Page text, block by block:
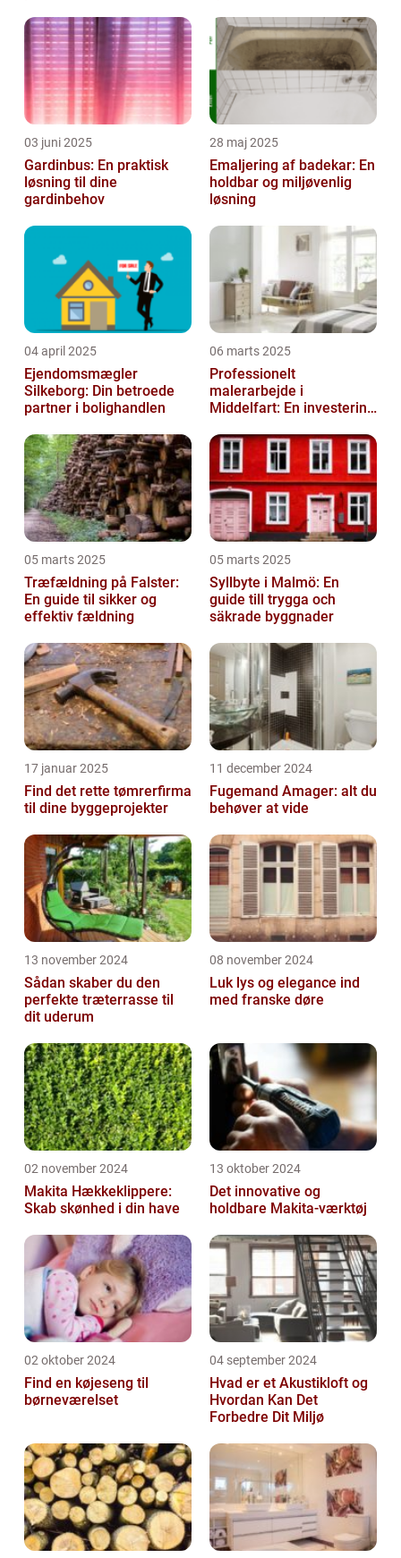
03 juni 2025
Gardinbus: En praktisk
løsning til dine
gardinbehov
28 maj 2025
Emaljering af badekar: En
holdbar og miljøvenlig
løsning
04 april 2025
Ejendomsmægler
Silkeborg: Din betroede
partner i bolighandlen
06 marts 2025
Professionelt
malerarbejde i
Middelfart: En investering
05 marts 2025
Træfældning på Falster:
En guide til sikker og
effektiv fældning
05 marts 2025
Syllbyte i Malmö: En
guide till trygga och
säkrade byggnader
17 januar 2025
Find det rette tømrerfirma
til dine byggeprojekter
11 december 2024
Fugemand Amager: alt du
behøver at vide
13 november 2024
Sådan skaber du den
perfekte træterrasse til
dit uderum
08 november 2024
Luk lys og elegance ind
med franske døre
02 november 2024
Makita Hækkeklippere:
Skab skønhed i din have
13 oktober 2024
Det innovative og
holdbare Makita-værktøj
02 oktober 2024
Find en køjeseng til
børneværelset
04 september 2024
Hvad er et Akustikloft og
Hvordan Kan Det
Forbedre Dit Miljø